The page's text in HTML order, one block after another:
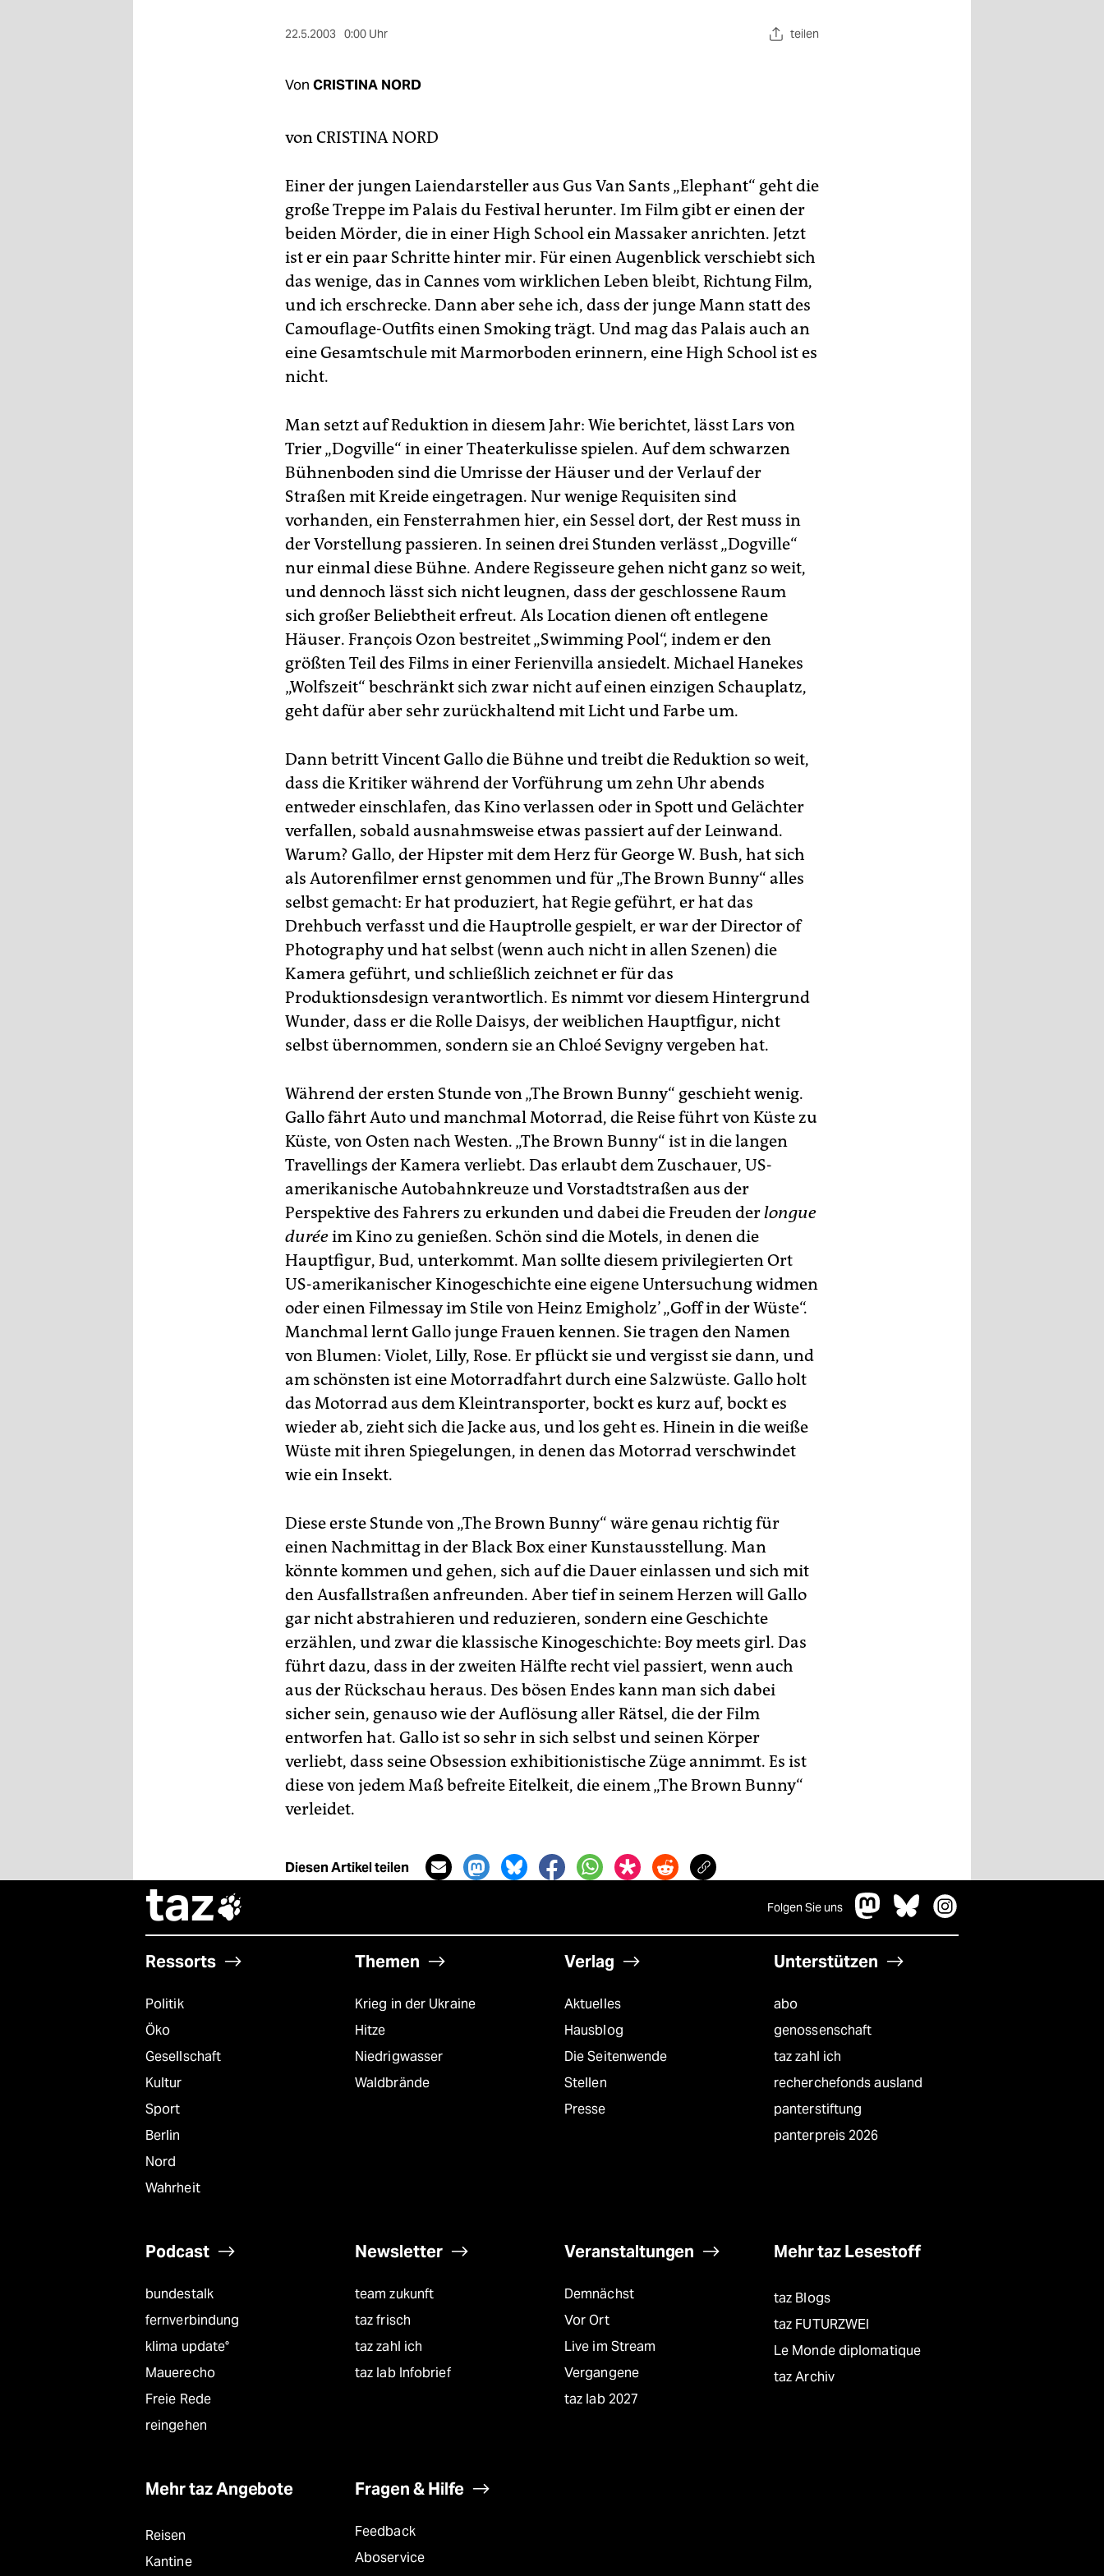
22.5.2003 0:00 Uhr teilen
Von CRISTINA NORD
von CRISTINA NORD
Einer der jungen Laiendarsteller aus Gus Van Sants „Elephant“ geht die
große Treppe im Palais du Festival herunter. Im Film gibt er einen der
beiden Mörder, die in einer High School ein Massaker anrichten. Jetzt
ist er ein paar Schritte hinter mir. Für einen Augenblick verschiebt sich
das wenige, das in Cannes vom wirklichen Leben bleibt, Richtung Film,
und ich erschrecke. Dann aber sehe ich, dass der junge Mann statt des
Camouflage-Outfits einen Smoking trägt. Und mag das Palais auch an
eine Gesamtschule mit Marmorboden erinnern, eine High School ist es
nicht.
Man setzt auf Reduktion in diesem Jahr: Wie berichtet, lässt Lars von
Trier „Dogville“ in einer Theaterkulisse spielen. Auf dem schwarzen
Bühnenboden sind die Umrisse der Häuser und der Verlauf der
Straßen mit Kreide eingetragen. Nur wenige Requisiten sind
vorhanden, ein Fensterrahmen hier, ein Sessel dort, der Rest muss in
der Vorstellung passieren. In seinen drei Stunden verlässt „Dogville“
nur einmal diese Bühne. Andere Regisseure gehen nicht ganz so weit,
und dennoch lässt sich nicht leugnen, dass der geschlossene Raum
sich großer Beliebtheit erfreut. Als Location dienen oft entlegene
Häuser. François Ozon bestreitet „Swimming Pool“, indem er den
größten Teil des Films in einer Ferienvilla ansiedelt. Michael Hanekes
„Wolfszeit“ beschränkt sich zwar nicht auf einen einzigen Schauplatz,
geht dafür aber sehr zurückhaltend mit Licht und Farbe um.
Dann betritt Vincent Gallo die Bühne und treibt die Reduktion so weit,
dass die Kritiker während der Vorführung um zehn Uhr abends
entweder einschlafen, das Kino verlassen oder in Spott und Gelächter
verfallen, sobald ausnahmsweise etwas passiert auf der Leinwand.
Warum? Gallo, der Hipster mit dem Herz für George W. Bush, hat sich
als Autorenfilmer ernst genommen und für „The Brown Bunny“ alles
selbst gemacht: Er hat produziert, hat Regie geführt, er hat das
Drehbuch verfasst und die Hauptrolle gespielt, er war der Director of
Photography und hat selbst (wenn auch nicht in allen Szenen) die
Kamera geführt, und schließlich zeichnet er für das
Produktionsdesign verantwortlich. Es nimmt vor diesem Hintergrund
Wunder, dass er die Rolle Daisys, der weiblichen Hauptfigur, nicht
selbst übernommen, sondern sie an Chloé Sevigny vergeben hat.
Während der ersten Stunde von „The Brown Bunny“ geschieht wenig.
Gallo fährt Auto und manchmal Motorrad, die Reise führt von Küste zu
Küste, von Osten nach Westen. „The Brown Bunny“ ist in die langen
Travellings der Kamera verliebt. Das erlaubt dem Zuschauer, US-
amerikanische Autobahnkreuze und Vorstadtstraßen aus der
Perspektive des Fahrers zu erkunden und dabei die Freuden derlongue
duréeim Kino zu genießen. Schön sind die Motels, in denen die
Hauptfigur, Bud, unterkommt. Man sollte diesem privilegierten Ort
US-amerikanischer Kinogeschichte eine eigene Untersuchung widmen
oder einen Filmessay im Stile von Heinz Emigholz’ „Goff in der Wüste“.
Manchmal lernt Gallo junge Frauen kennen. Sie tragen den Namen
von Blumen: Violet, Lilly, Rose. Er pflückt sie und vergisst sie dann, und
am schönsten ist eine Motorradfahrt durch eine Salzwüste. Gallo holt
das Motorrad aus dem Kleintransporter, bockt es kurz auf, bockt es
wieder ab, zieht sich die Jacke aus, und los geht es. Hinein in die weiße
Wüste mit ihren Spiegelungen, in denen das Motorrad verschwindet
wie ein Insekt.
Diese erste Stunde von „The Brown Bunny“ wäre genau richtig für
einen Nachmittag in der Black Box einer Kunstausstellung. Man
könnte kommen und gehen, sich auf die Dauer einlassen und sich mit
den Ausfallstraßen anfreunden. Aber tief in seinem Herzen will Gallo
gar nicht abstrahieren und reduzieren, sondern eine Geschichte
erzählen, und zwar die klassische Kinogeschichte: Boy meets girl. Das
führt dazu, dass in der zweiten Hälfte recht viel passiert, wenn auch
aus der Rückschau heraus. Des bösen Endes kann man sich dabei
sicher sein, genauso wie der Auflösung aller Rätsel, die der Film
entworfen hat. Gallo ist so sehr in sich selbst und seinen Körper
verliebt, dass seine Obsession exhibitionistische Züge annimmt. Es ist
diese von jedem Maß befreite Eitelkeit, die einem „The Brown Bunny“
verleidet.
Diesen Artikel teilen
taz Folgen Sie uns
Ressorts
Politik
Öko
Gesellschaft
Kultur
Sport
Berlin
Nord
Wahrheit
Themen
Krieg in der Ukraine
Hitze
Niedrigwasser
Waldbrände
Verlag
Aktuelles
Hausblog
Die Seitenwende
Stellen
Presse
Unterstützen
abo
genossenschaft
taz zahl ich
recherchefonds ausland
panterstiftung
panterpreis 2026
Podcast
bundestalk
fernverbindung
klima update°
Mauerecho
Freie Rede
reingehen
Newsletter
team zukunft
taz frisch
taz zahl ich
taz lab Infobrief
Veranstaltungen
Demnächst
Vor Ort
Live im Stream
Vergangene
taz lab 2027
Mehr taz Lesestoff
taz Blogs
taz FUTURZWEI
Le Monde diplomatique
taz Archiv
Mehr taz Angebote
Reisen
Kantine
Fragen & Hilfe
Feedback
Aboservice